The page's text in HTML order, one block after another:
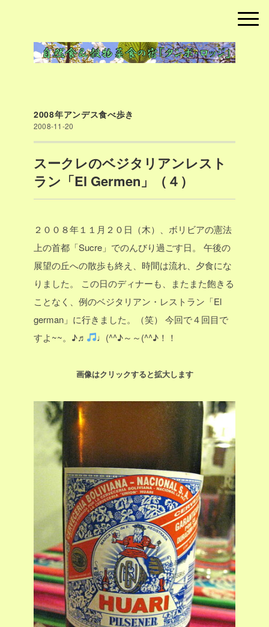
2008年アンデス食べ歩き
2008-11-20
スークレのベジタリアンレスト
ラン「El Germen」（４）
２００８年１１月２０日（木）、ボリビアの憲法
上の首都「Sucre」でのんびり過ごす日。
午後の
展望の丘への散歩も終え、時間は流れ、夕食にな
りました。
この日のディナーも、またまた飽きる
ことなく、例のベジタリアン・レストラン「El
german」に行きました。（笑）
今回で４回目で
すよ~~。♪♬
♩(^^♪～～(^^♪！！
画像はクリックすると拡大します